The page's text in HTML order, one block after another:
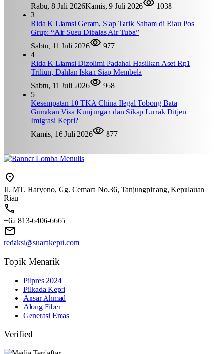
Rabu, 8 Juli 2026Kamis, 9 Juli 2026
1038
3
Rida K Liamsi Geram, Siap Tarik Saham di Riau Pos
Grup: “Air Susu Dibalas Air Tuba”
Sabtu, 11 Juli 2026
977
4
Rida K Liamsi Dizolimi Padahal Hasilkan Aset Rp1
Triliun, Dahlan Iskan Siap Membela
Sabtu, 11 Juli 2026
968
5
Kesempatan 10 TKA China Ilegal Tobong Bata
Gunakan Visa Kunjungan dan Sikap Lunak Ditjen
Imigrasi Kepri?
Kamis, 16 Juli 2026
877
Jl. MT. Haryono, Gg. Cemara No.36, Tanjungpinang, Kepulauan
Riau
+62 813-6406-6665
redaksi@suarakepri.com
Topik Menarik
Pilpres 2024
Pilkada Kepri
Ansar Ahmad
Along Fiber
Generasi Emas
Verified